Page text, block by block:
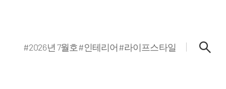
#2026년 7월호#인테리어#라이프스타일